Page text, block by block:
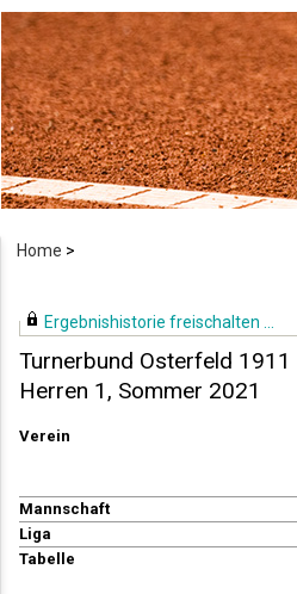
Home >
Ergebnishistorie freischalten ...
Turnerbund Osterfeld 1911
Herren 1, Sommer 2021
Verein
Mannschaft
Liga
Tabelle